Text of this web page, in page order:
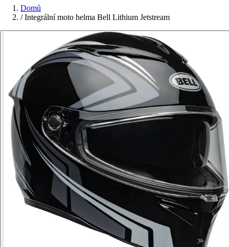
Domů
/ Integrální moto helma Bell Lithium Jetstream